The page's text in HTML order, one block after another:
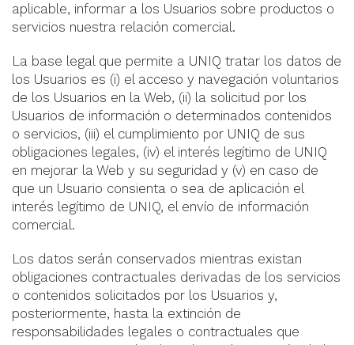
aplicable, informar a los Usuarios sobre productos o
servicios nuestra relación comercial.
La base legal que permite a UNIQ tratar los datos de
los Usuarios es (i) el acceso y navegación voluntarios
de los Usuarios en la Web, (ii) la solicitud por los
Usuarios de información o determinados contenidos
o servicios, (iii) el cumplimiento por UNIQ de sus
obligaciones legales, (iv) el interés legítimo de UNIQ
en mejorar la Web y su seguridad y (v) en caso de
que un Usuario consienta o sea de aplicación el
interés legítimo de UNIQ, el envío de información
comercial.
Los datos serán conservados mientras existan
obligaciones contractuales derivadas de los servicios
o contenidos solicitados por los Usuarios y,
posteriormente, hasta la extinción de
responsabilidades legales o contractuales que